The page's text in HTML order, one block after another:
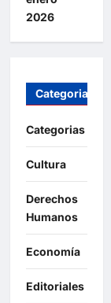
2026
Categorias
Categorias
Cultura
Derechos
Humanos
Economía
Editoriales